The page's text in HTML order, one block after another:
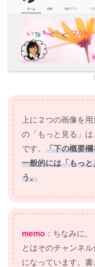
上に２つの画像を
の「もっと見る」
です。 「下の概要
一般的には「もっ
う。
memo ：ちなみに
とはそのチャンネ
になっています。